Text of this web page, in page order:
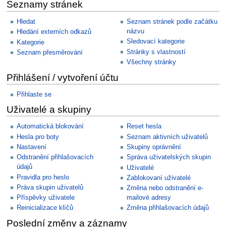
Seznamy stránek
Hledat
Hledání externích odkazů
Kategorie
Seznam přesměrování
Seznam stránek podle začátku
názvu
Sledovací kategorie
Stránky s vlastností
Všechny stránky
Přihlášení / vytvoření účtu
Přihlaste se
Uživatelé a skupiny
Automatická blokování
Hesla pro boty
Nastavení
Odstranění přihlašovacích
údajů
Pravidla pro heslo
Práva skupin uživatelů
Příspěvky uživatele
Reinicializace klíčů
Reset hesla
Seznam aktivních uživatelů
Skupiny oprávnění
Správa uživatelských skupin
Uživatelé
Zablokovaní uživatelé
Změna nebo odstranění e-
mailové adresy
Změna přihlašovacích údajů
Poslední změny a záznamy